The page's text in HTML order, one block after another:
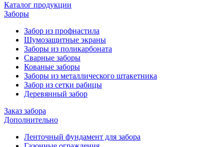
Каталог продукции
Заборы
Забор из профнастила
Шумозащитные экраны
Заборы из поликарбоната
Сварные заборы
Кованые заборы
Заборы из металлического штакетника
Забор из сетки рабицы
Деревянный забор
Заказ забора
Дополнительно
Ленточный фундамент для забора